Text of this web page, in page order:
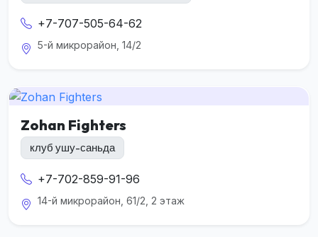
+7-707-505-64-62
5-й микрорайон, 14/2
Zohan Fighters
клуб ушу-саньда
+7-702-859-91-96
14-й микрорайон, 61/2, 2 этаж